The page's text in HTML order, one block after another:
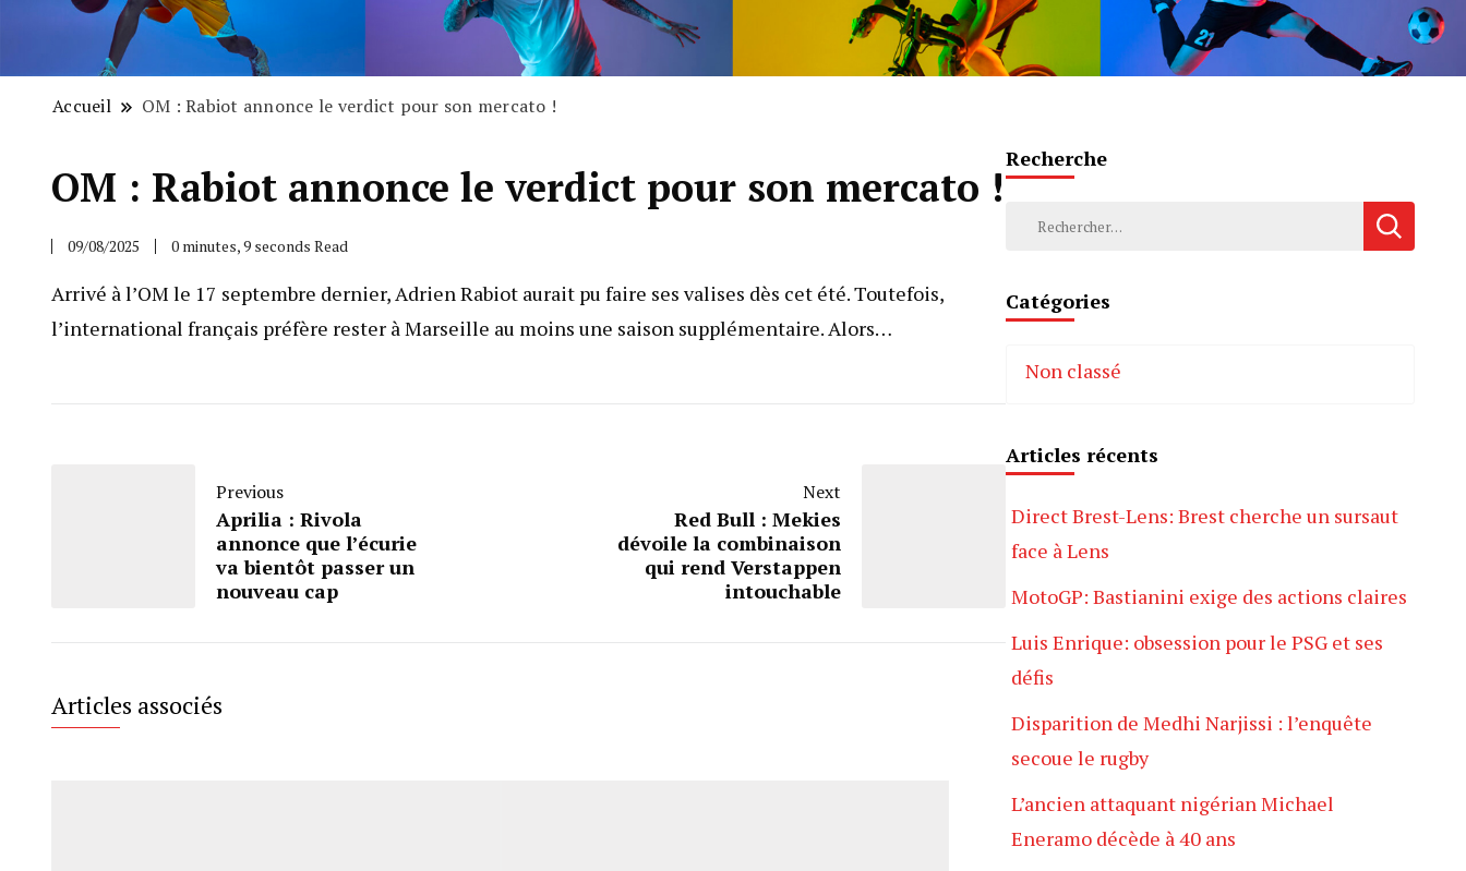
Accueil OM : Rabiot annonce le verdict pour son mercato !
OM : Rabiot annonce le verdict pour son mercato !
09/08/2025 0 minutes, 9 seconds Read
Arrivé à l’OM le 17 septembre dernier, Adrien Rabiot aurait pu faire ses valises dès cet été. Toutefois,
l’international français préfère rester à Marseille au moins une saison supplémentaire. Alors…
Previous
Aprilia : Rivola
annonce que l’écurie
va bientôt passer un
nouveau cap
Next
Red Bull : Mekies
dévoile la combinaison
qui rend Verstappen
intouchable
Articles associés
Recherche
Rechercher :
Catégories
Non classé
Articles récents
Direct Brest-Lens: Brest cherche un sursaut
face à Lens
MotoGP: Bastianini exige des actions claires
Luis Enrique: obsession pour le PSG et ses
défis
Disparition de Medhi Narjissi : l’enquête
secoue le rugby
L’ancien attaquant nigérian Michael
Eneramo décède à 40 ans